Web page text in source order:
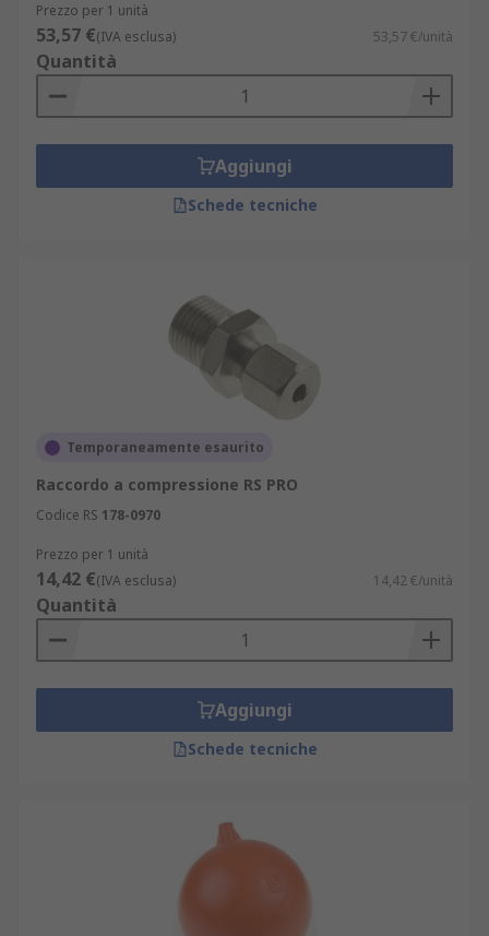
Prezzo per 1 unità
53,57 €(IVA esclusa) 53,57 €/unità
Quantità
Aggiungi
Schede tecniche
Temporaneamente esaurito
Raccordo a compressione RS PRO
Codice RS 178-0970
Prezzo per 1 unità
14,42 €(IVA esclusa) 14,42 €/unità
Quantità
Aggiungi
Schede tecniche